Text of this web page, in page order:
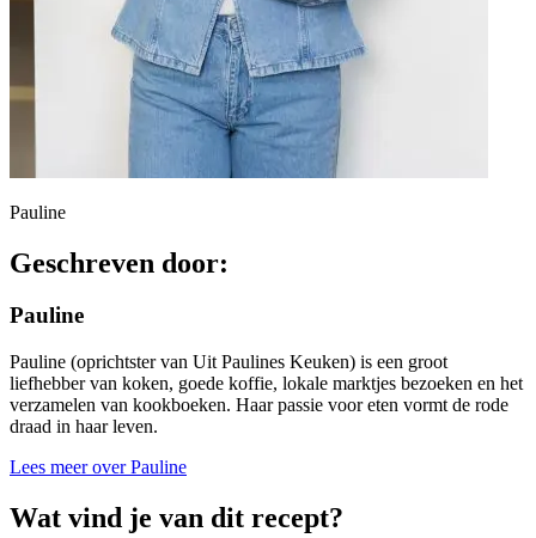
Pauline
Geschreven door:
Pauline
Pauline (oprichtster van Uit Paulines Keuken) is een groot
liefhebber van koken, goede koffie, lokale marktjes bezoeken en het
verzamelen van kookboeken. Haar passie voor eten vormt de rode
draad in haar leven.
Lees meer over Pauline
Wat vind je van dit recept?